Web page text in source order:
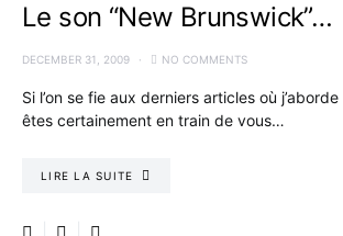
Le son “New Brunswick”­…
DECEMBER 31, 2009 NO COMMENTS
Si l’on se fie aux derniers articles où
êtes certainement en train de vous…
LIRE LA SUITE